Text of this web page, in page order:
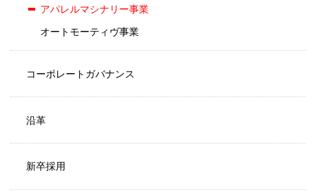
アパレルマシナリー事業
オートモーティヴ事業
コーポレートガバナンス
沿革
新卒採用